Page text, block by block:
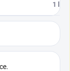
1 l